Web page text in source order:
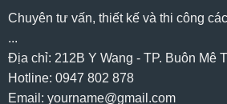
Chuyên tư vấn, thiết kế và thi công
...
Địa chỉ: 212B Y Wang - TP. Buôn Mê
Hotline: 0947 802 878
Email: yourname@gmail.com